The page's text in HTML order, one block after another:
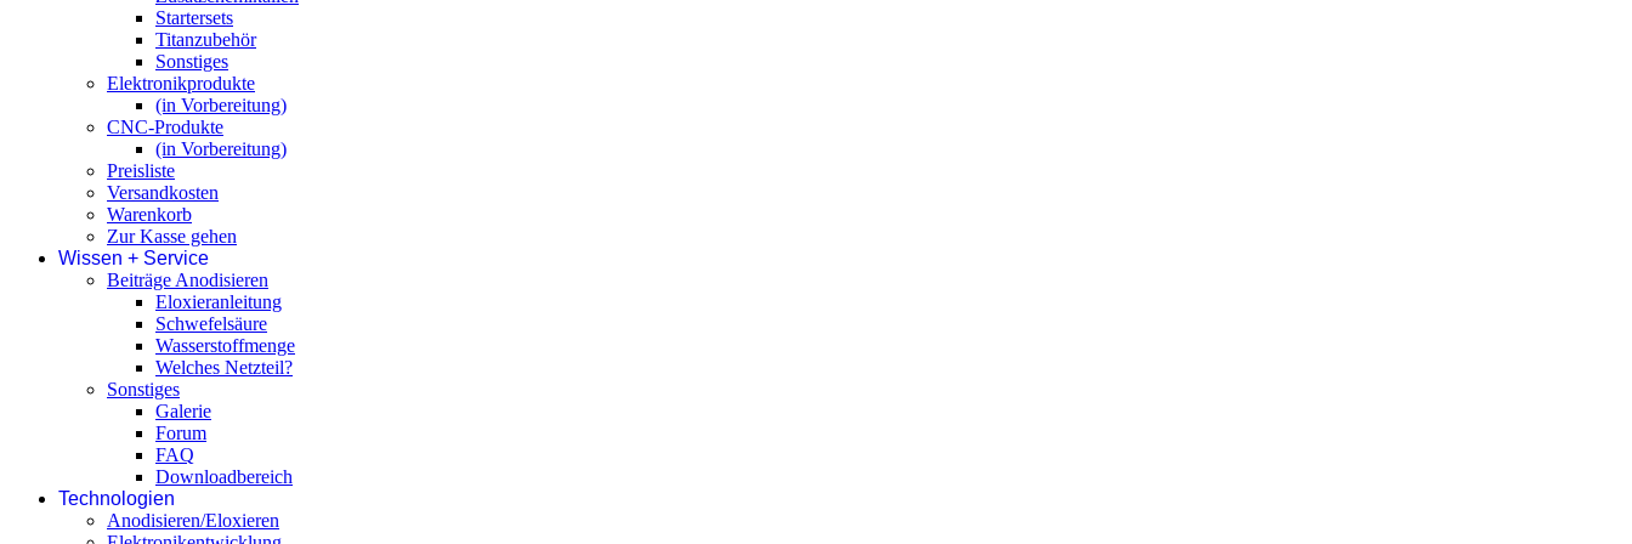
Startersets
Titanzubehör
Sonstiges
Elektronikprodukte
(in Vorbereitung)
CNC-Produkte
(in Vorbereitung)
Preisliste
Versandkosten
Warenkorb
Zur Kasse gehen
Wissen + Service
Beiträge Anodisieren
Eloxieranleitung
Schwefelsäure
Wasserstoffmenge
Welches Netzteil?
Sonstiges
Galerie
Forum
FAQ
Downloadbereich
Technologien
Anodisieren/Eloxieren